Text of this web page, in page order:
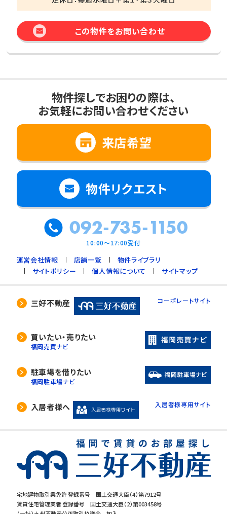
この物件をお問い合わせ
宅地建物取引業免許 登録番号 国土交通大臣（4）第7912号
賃貸住宅管理業者 登録番号 国土交通大臣（2）第003458号
物件探しでお困りの際は、
お気軽にお問い合わせください
来店希望
物件リクエスト
092-735-1150
10:00～17:00受付
運営会社情報 店舗一覧
物件ライブラリ
サイトポリシー
個人情報について サイトマップ
三好不動産 コーポレートサイト
買いたい・売りたい
福岡売買ナビ
駐車場を借りたい
福岡駐車場ナビ
入居者様へ 入居者様専用サイト